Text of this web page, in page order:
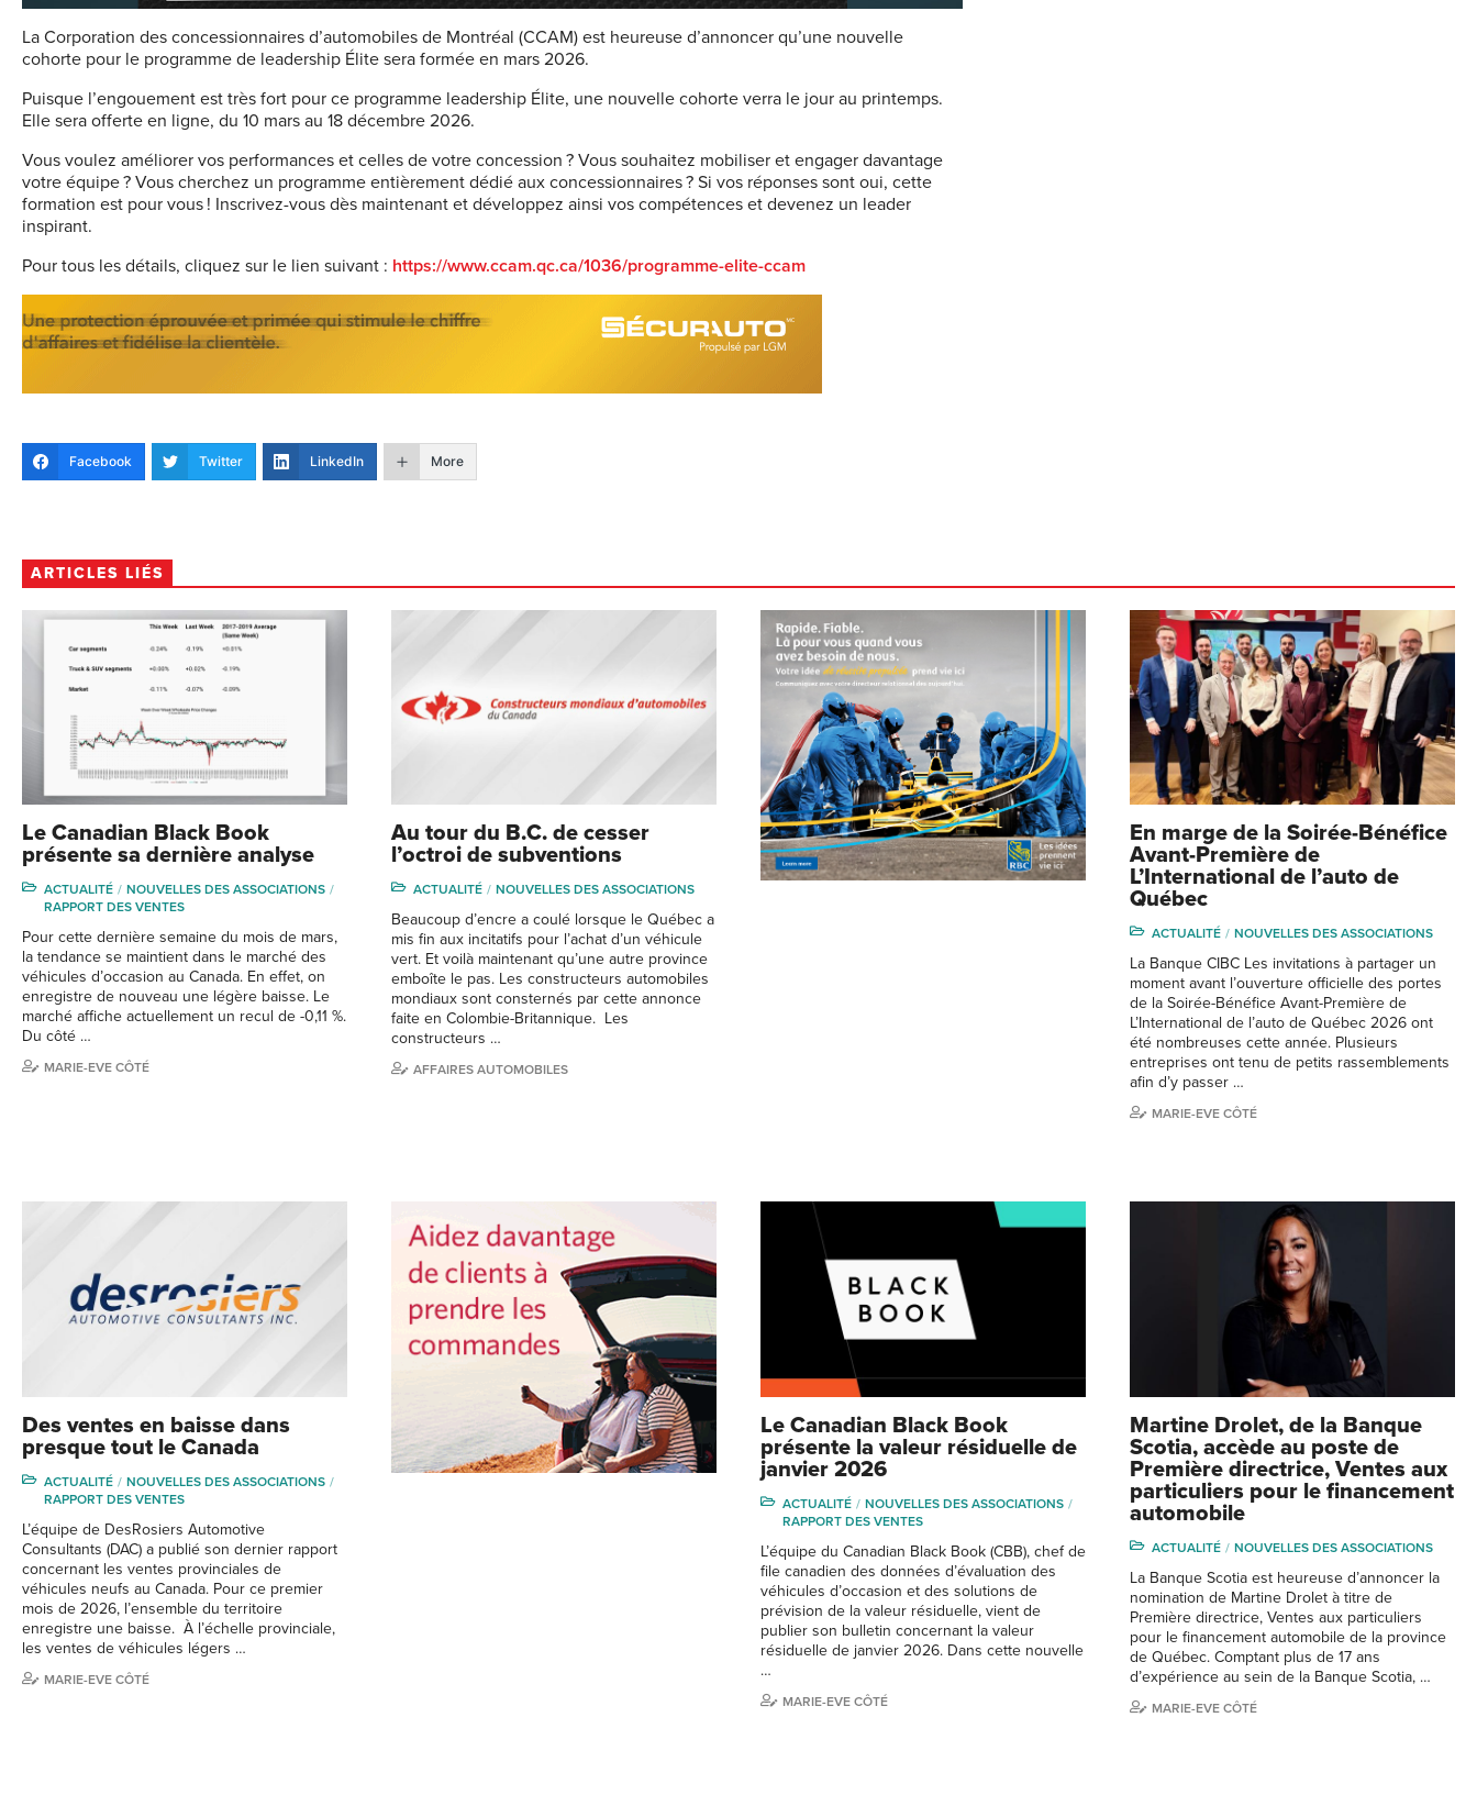
La Corporation des concessionnaires d’automobiles de Montréal (CCAM) est heureuse d’annoncer qu’une nouvelle
cohorte pour le programme de leadership Élite sera formée en mars 2026.
Puisque l’engouement est très fort pour ce programme leadership Élite, une nouvelle cohorte verra le jour au printemps.
Elle sera offerte en ligne, du 10 mars au 18 décembre 2026.
Vous voulez améliorer vos performances et celles de votre concession ? Vous souhaitez mobiliser et engager davantage
votre équipe ? Vous cherchez un programme entièrement dédié aux concessionnaires ? Si vos réponses sont oui, cette
formation est pour vous ! Inscrivez-vous dès maintenant et développez ainsi vos compétences et devenez un leader
inspirant.
Pour tous les détails, cliquez sur le lien suivant : https://www.ccam.qc.ca/1036/programme-elite-ccam
Facebook Twitter LinkedIn More
ARTICLES LIÉS
Le Canadian Black Book
présente sa dernière analyse
ACTUALITÉ
NOUVELLES DES ASSOCIATIONS
RAPPORT DES VENTES
Pour cette dernière semaine du mois de mars,
la tendance se maintient dans le marché des
véhicules d’occasion au Canada. En effet, on
enregistre de nouveau une légère baisse. Le
marché affiche actuellement un recul de -0,11 %.
Du côté …
MARIE-EVE CÔTÉ
Au tour du B.C. de cesser
l’octroi de subventions
ACTUALITÉ NOUVELLES DES ASSOCIATIONS
Beaucoup d’encre a coulé lorsque le Québec a
mis fin aux incitatifs pour l’achat d’un véhicule
vert. Et voilà maintenant qu’une autre province
emboîte le pas. Les constructeurs automobiles
mondiaux sont consternés par cette annonce
faite en Colombie-Britannique. Les
constructeurs …
AFFAIRES AUTOMOBILES
En marge de la Soirée-Bénéfice
Avant-Première de
L’International de l’auto de
Québec
ACTUALITÉ NOUVELLES DES ASSOCIATIONS
La Banque CIBC Les invitations à partager un
moment avant l’ouverture officielle des portes
de la Soirée-Bénéfice Avant-Première de
L’International de l’auto de Québec 2026 ont
été nombreuses cette année. Plusieurs
entreprises ont tenu de petits rassemblements
afin d’y passer …
MARIE-EVE CÔTÉ
Des ventes en baisse dans
presque tout le Canada
ACTUALITÉ
NOUVELLES DES ASSOCIATIONS
RAPPORT DES VENTES
L’équipe de DesRosiers Automotive
Consultants (DAC) a publié son dernier rapport
concernant les ventes provinciales de
véhicules neufs au Canada. Pour ce premier
mois de 2026, l’ensemble du territoire
enregistre une baisse. À l’échelle provinciale,
les ventes de véhicules légers …
MARIE-EVE CÔTÉ
Le Canadian Black Book
présente la valeur résiduelle de
janvier 2026
ACTUALITÉ
NOUVELLES DES ASSOCIATIONS
RAPPORT DES VENTES
L’équipe du Canadian Black Book (CBB), chef de
file canadien des données d’évaluation des
véhicules d’occasion et des solutions de
prévision de la valeur résiduelle, vient de
publier son bulletin concernant la valeur
résiduelle de janvier 2026. Dans cette nouvelle
…
MARIE-EVE CÔTÉ
Martine Drolet, de la Banque
Scotia, accède au poste de
Première directrice, Ventes aux
particuliers pour le financement
automobile
ACTUALITÉ NOUVELLES DES ASSOCIATIONS
La Banque Scotia est heureuse d’annoncer la
nomination de Martine Drolet à titre de
Première directrice, Ventes aux particuliers
pour le financement automobile de la province
de Québec. Comptant plus de 17 ans
d’expérience au sein de la Banque Scotia, …
MARIE-EVE CÔTÉ